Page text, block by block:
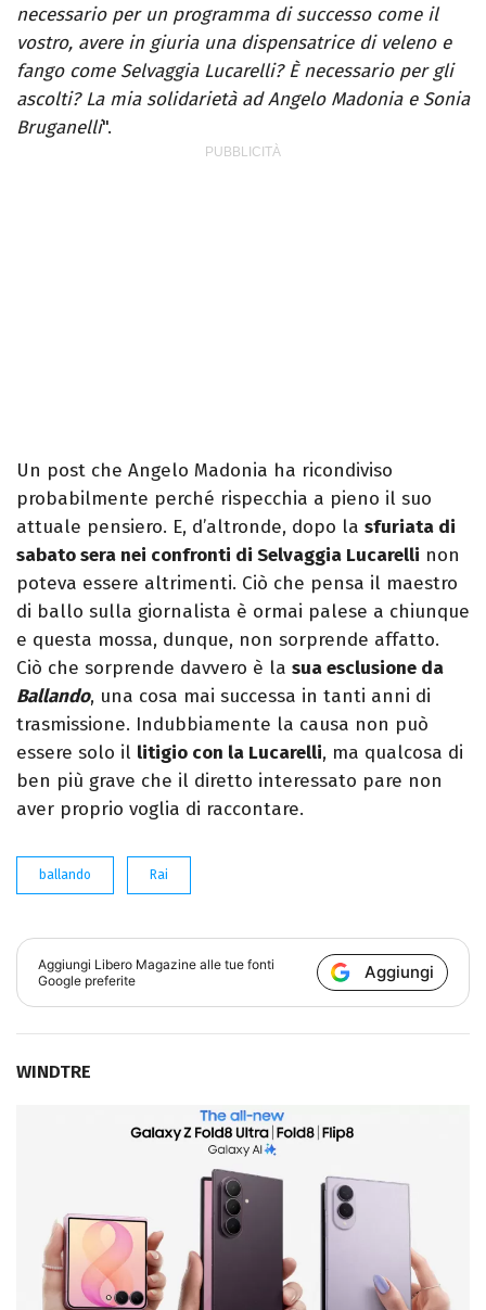
necessario per un programma di successo come il
vostro, avere in giuria una dispensatrice di veleno e
fango come Selvaggia Lucarelli? È necessario per gli
ascolti? La mia solidarietà ad Angelo Madonia e Sonia
Bruganelli".
Un post che Angelo Madonia ha ricondiviso
probabilmente perché rispecchia a pieno il suo
attuale pensiero. E, d’altronde, dopo la sfuriata di
sabato sera nei confronti di Selvaggia Lucarelli non
poteva essere altrimenti. Ciò che pensa il maestro
di ballo sulla giornalista è ormai palese a chiunque
e questa mossa, dunque, non sorprende affatto.
Ciò che sorprende davvero è la sua esclusione da
Ballando, una cosa mai successa in tanti anni di
trasmissione. Indubbiamente la causa non può
essere solo il litigio con la Lucarelli, ma qualcosa di
ben più grave che il diretto interessato pare non
aver proprio voglia di raccontare.
ballando Rai
Aggiungi Libero Magazine alle tue fonti
Google preferite
Aggiungi
WINDTRE